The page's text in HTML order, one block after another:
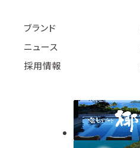
ブランド
ニュース
採用情報